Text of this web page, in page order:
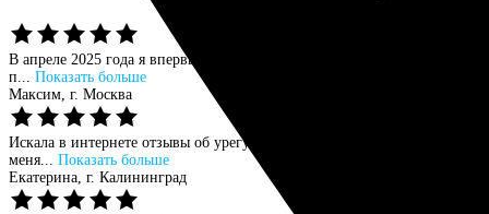
В апреле 2025 года я впервые оформлял электронный полис ОСАГО
п... Показать больше
Максим, г. Москва
Искала в интернете отзывы об урегулировании убытков по ОСАГО,
меня... Показать больше
Екатерина, г. Калининград